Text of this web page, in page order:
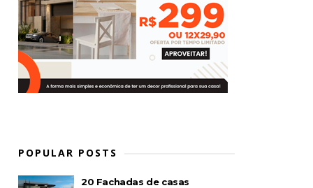
POPULAR POSTS
20 Fachadas de casas